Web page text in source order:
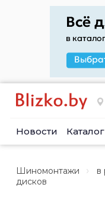
Новости Каталог
Шиномонтажи в
дисков